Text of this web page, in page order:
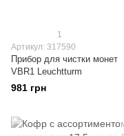
1
Артикул: 317590
Прибор для чистки монет
VBR1 Leuchtturm
981 грн